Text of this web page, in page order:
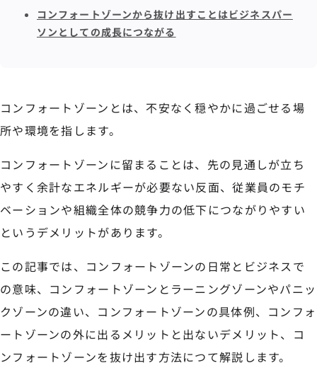
コンフォートゾーンから抜け出すことはビジネスパー
ソンとしての成長につながる
コンフォートゾーンとは、不安なく穏やかに過ごせる場
所や環境を指します。
コンフォートゾーンに留まることは、先の見通しが立ち
やすく余計なエネルギーが必要ない反面、従業員のモチ
ベーションや組織全体の競争力の低下につながりやすい
というデメリットがあります。
この記事では、コンフォートゾーンの日常とビジネスで
の意味、コンフォートゾーンとラーニングゾーンやパニッ
クゾーンの違い、コンフォートゾーンの具体例、コンフォ
ートゾーンの外に出るメリットと出ないデメリット、コ
ンフォートゾーンを抜け出す方法につて解説します。